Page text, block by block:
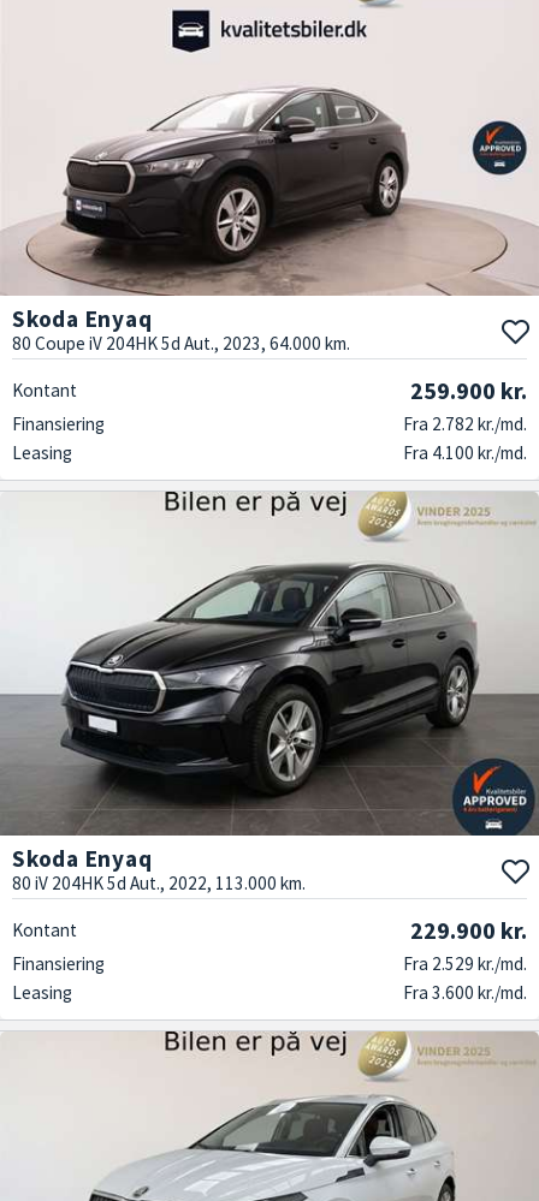
Skoda Enyaq
80 Coupe iV 204HK 5d Aut., 2023, 64.000 km.
Kontant 259.900 kr.
Finansiering
Fra 2.782 kr./md.
Leasing
Fra 4.100 kr./md.
Skoda Enyaq
80 iV 204HK 5d Aut., 2022, 113.000 km.
Kontant 229.900 kr.
Finansiering
Fra 2.529 kr./md.
Leasing
Fra 3.600 kr./md.